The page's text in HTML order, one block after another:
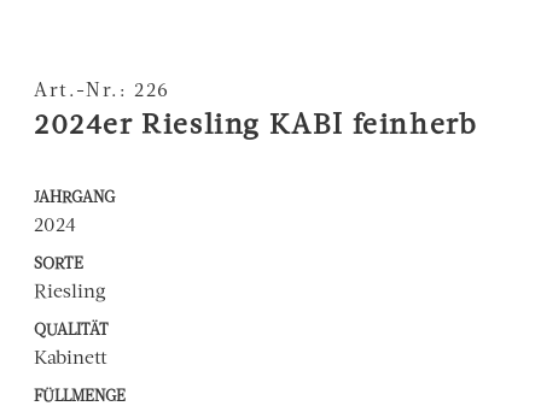
Art.-Nr.: 226
2024er Riesling KABI feinherb
JAHRGANG
2024
SORTE
Riesling
QUALITÄT
Kabinett
FÜLLMENGE